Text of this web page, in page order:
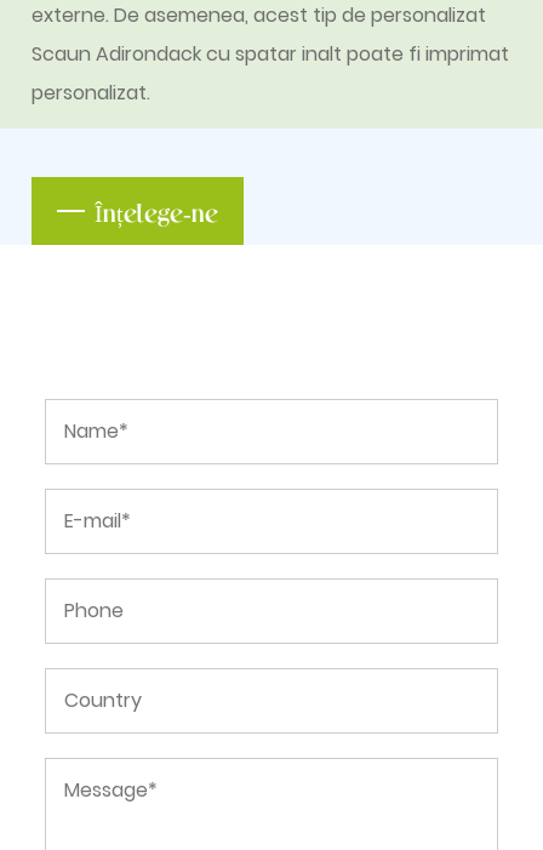
externe. De asemenea, acest tip depersonalizat
Scaun Adirondack cu spatar inalt poate fi imprimat
personalizat.
Înțelege-ne